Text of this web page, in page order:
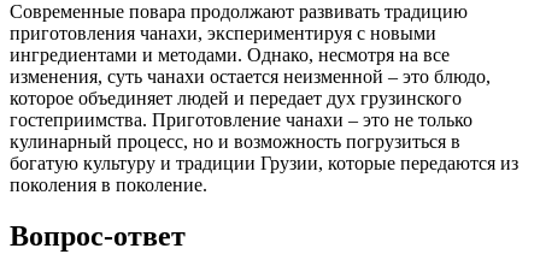
Современные повара продолжают развивать традицию
приготовления чанахи, экспериментируя с новыми
ингредиентами и методами. Однако, несмотря на все
изменения, суть чанахи остается неизменной – это блюдо,
которое объединяет людей и передает дух грузинского
гостеприимства. Приготовление чанахи – это не только
кулинарный процесс, но и возможность погрузиться в
богатую культуру и традиции Грузии, которые передаются из
поколения в поколение.
Вопрос-ответ